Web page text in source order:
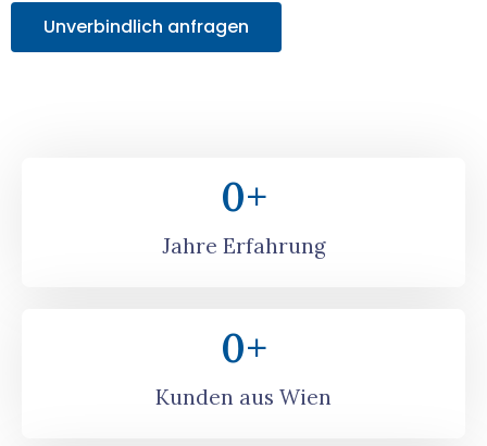
Unverbindlich anfragen
Jahre Erfahrung
0+
Kunden aus Wien
0+